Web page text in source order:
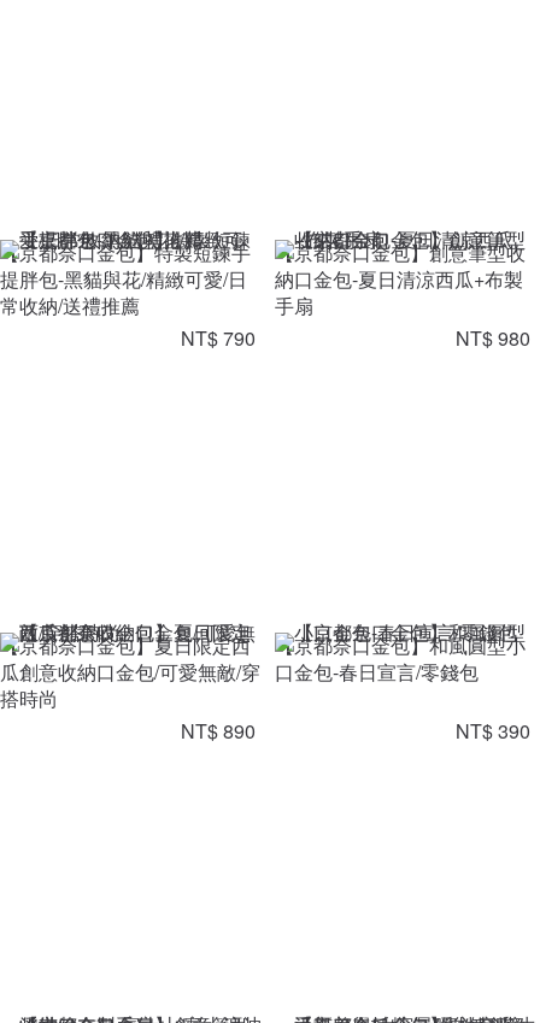
【京都奈口金包】特製短鍊手
提胖包-黑貓與花/精緻可愛/日
常收納/送禮推薦
NT$ 790
【京都奈口金包】創意筆型收
納口金包-夏日清涼西瓜+布製
手扇
NT$ 980
【京都奈口金包】夏日限定西
瓜創意收納口金包/可愛無敵/穿
搭時尚
NT$ 890
【京都奈口金包】和風圓型小
口金包-春日宣言/零錢包
NT$ 390